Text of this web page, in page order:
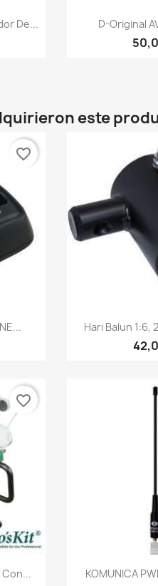
De... 
D-Original
este
favorite_border

Hari Balun 1:6,
favorite_border

KOMUNICA